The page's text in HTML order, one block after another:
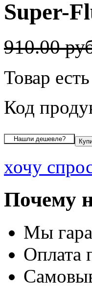
Super-
910.00
Товар
Код
хочу
Почему
Мы
Оплата